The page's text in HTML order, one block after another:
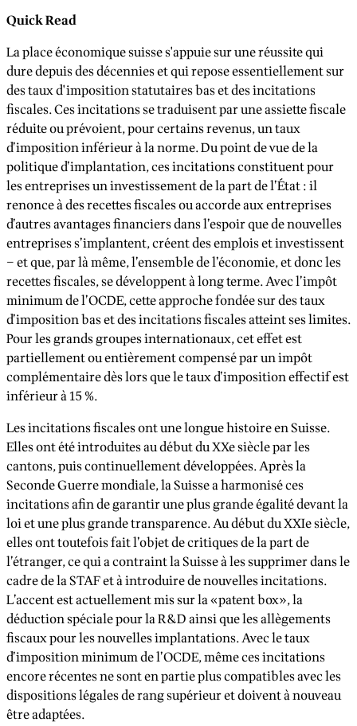
Quick Read
La place économique suisse s'appuie sur une réussite qui
dure depuis des décennies et qui repose essentiellement sur
des taux d'imposition statutaires bas et des incitations
fiscales. Ces incitations se traduisent par une assiette fiscale
réduite ou prévoient, pour certains revenus, un taux
d’imposition inférieur à la norme. Du point de vue de la
politique d’implantation, ces incitations constituent pour
les entreprises un investissement de la part de l’État : il
renonce à des recettes fiscales ou accorde aux entreprises
d’autres avantages financiers dans l’espoir que de nouvelles
entreprises s’implantent, créent des emplois et investissent
– et que, par là même, l’ensemble de l’économie, et donc les
recettes fiscales, se développent à long terme. Avec l’impôt
minimum de l’OCDE, cette approche fondée sur des taux
d’imposition bas et des incitations fiscales atteint ses limites.
Pour les grands groupes internationaux, cet effet est
partiellement ou entièrement compensé par un impôt
complémentaire dès lors que le taux d’imposition effectif est
inférieur à 15 %.
Les incitations fiscales ont une longue histoire en Suisse.
Elles ont été introduites au début du XXe siècle par les
cantons, puis continuellement développées. Après la
Seconde Guerre mondiale, la Suisse a harmonisé ces
incitations afin de garantir une plus grande égalité devant la
loi et une plus grande transparence. Au début du XXIe siècle,
elles ont toutefois fait l’objet de critiques de la part de
l’étranger, ce qui a contraint la Suisse à les supprimer dans le
cadre de la STAF et à introduire de nouvelles incitations.
L’accent est actuellement mis sur la «patent box», la
déduction spéciale pour la R&D ainsi que les allègements
fiscaux pour les nouvelles implantations. Avec le taux
d’imposition minimum de l’OCDE, même ces incitations
encore récentes ne sont en partie plus compatibles avec les
dispositions légales de rang supérieur et doivent à nouveau
être adaptées.